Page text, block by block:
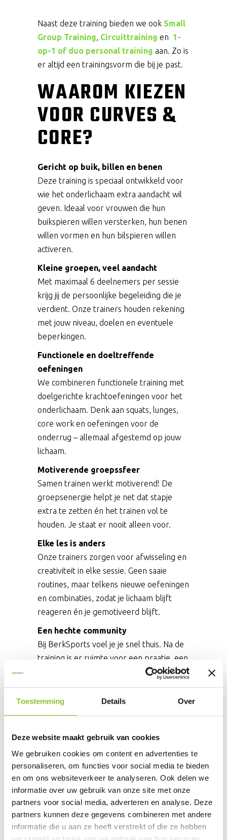
Toestemming Details Over
Deze website maakt gebruik van cookies
We gebruiken cookies om content en advertenties te
personaliseren, om functies voor social media te bieden
en om ons websiteverkeer te analyseren. Ook delen we
informatie over uw gebruik van onze site met onze
partners voor social media, adverteren en analyse. Deze
partners kunnen deze gegevens combineren met andere
informatie die u aan ze heeft verstrekt of die ze hebben
Naast deze training bieden we ook Small
Group Training, Circuittraining en 1-
op-1 of duo personal training aan. Zo is
er altijd een trainingsvorm die bij je past.
WAAROM KIEZEN
VOOR CURVES &
CORE?
Gericht op buik, billen en benen
Deze training is speciaal ontwikkeld voor
wie het onderlichaam extra aandacht wil
geven. Ideaal voor vrouwen die hun
buikspieren willen versterken, hun benen
willen vormen en hun bilspieren willen
activeren.
Kleine groepen, veel aandacht
Met maximaal 6 deelnemers per sessie
krijg jij de persoonlijke begeleiding die je
verdient. Onze trainers houden rekening
met jouw niveau, doelen en eventuele
beperkingen.
Functionele en doeltreffende
oefeningen
We combineren functionele training met
doelgerichte krachtoefeningen voor het
onderlichaam. Denk aan squats, lunges,
core work en oefeningen voor de
onderrug – allemaal afgestemd op jouw
lichaam.
Motiverende groepssfeer
Samen trainen werkt motiverend! De
groepsenergie helpt je net dat stapje
extra te zetten én het trainen vol te
houden. Je staat er nooit alleen voor.
Elke les is anders
Onze trainers zorgen voor afwisseling en
creativiteit in elke sessie. Geen saaie
routines, maar telkens nieuwe oefeningen
en combinaties, zodat je lichaam blijft
reageren én je gemotiveerd blijft.
Een hechte community
Bij BerkSports voel je je snel thuis. Na de
training is er ruimte voor een praatje, een
lach en het opbouwen van echte
connecties met je medesporters.
VAN PROEFLES
TOT RESULTAAT!
Je vraagt een gratis proefles aan.
Binnen 24 uur nemen wij contact met je
op om je wensen en behoeften af te
stemmen. We stellen een aantal vragen
over onder andere: fitnessniveau,